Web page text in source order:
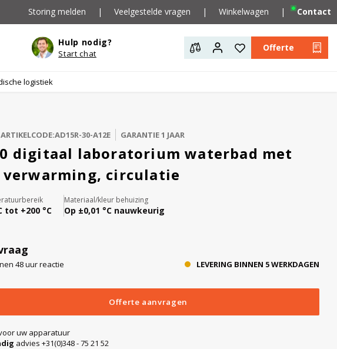
Storing melden | Veelgestelde vragen | Winkelwagen | Contact
Hulp nodig?
Start chat
Offerte
logistiek
ARTIKELCODE:AD15R-30-A12E GARANTIE 1 JAAR
digitaal laboratorium waterbad met
circulatie
tot +200 °C
Materiaal/kleur behuizing
Op ±0,01 °C nauwkeurig
48 uur reactie LEVERING BINNEN 5 WERKDAGEN
Offerte aanvragen
uw apparatuur
advies +31(0)348 - 75 21 52